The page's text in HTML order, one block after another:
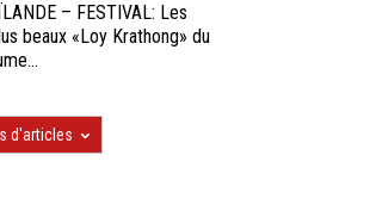
– FESTIVAL: Les
beaux «Loy Krathong» du
d'articles